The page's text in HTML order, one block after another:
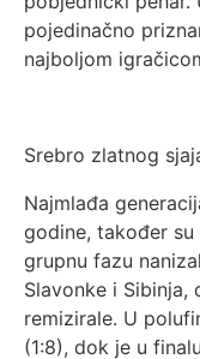
pojedinačno
najboljom
Srebro zlatnog
Najmlađa
godine, također
grupnu fazu
Slavonke i Sibinja,
remizirale. U
(1:8), dok je u